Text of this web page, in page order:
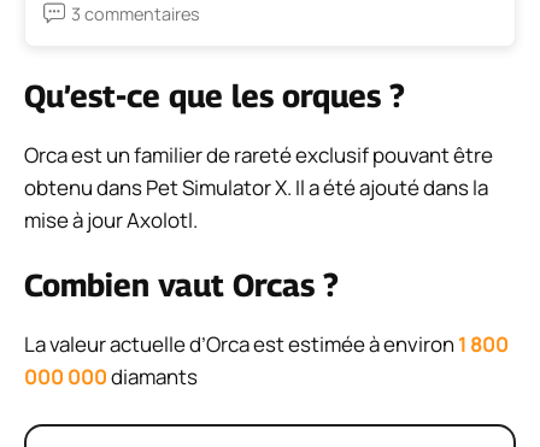
3 commentaires
Qu’est-ce que les orques ?
Orca est un familier de rareté exclusif pouvant être
obtenu dans Pet Simulator X. Il a été ajouté dans la
mise à jour Axolotl.
Combien vaut Orcas ?
La valeur actuelle d’Orca est estimée à environ 1 800
000 000diamants